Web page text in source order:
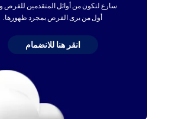
سارع لتكون من أوائل المتقدمين للفرص
أول من يرى الفرص بمجرد ظهورها.
انقر هنا للانضمام